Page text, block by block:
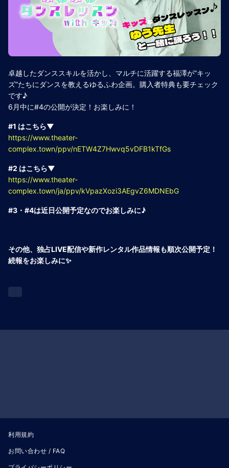
卓越したダンススキルを活かし、マルチに活躍する福澤が”キッ
ズ”たちにダンスを教えるゆるふわ企画。購入者特典も要チェック
です♪
6月中に#4の公開が決定！お楽しみに！
#1 はこちら▼
https://www.theater-
complex.town/ppv/nETW4Z7Hwvq5vDFB1kTfGs
#2 はこちら▼
https://www.theater-
complex.town/ja/ppv/kVpazXozi3AEgvZ6MDNEbG
#3・#4は近日公開予定なのでお楽しみに♪
その他、独占LIVE配信や新作レンタル作品情報も順次公開予定！
続報をお楽しみに✨
利用規約
お問い合わせ / FAQ